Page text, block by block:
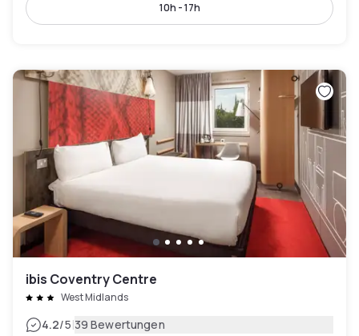
10h - 17h
ibis Coventry Centre
West Midlands
4.2/5|39 Bewertungen